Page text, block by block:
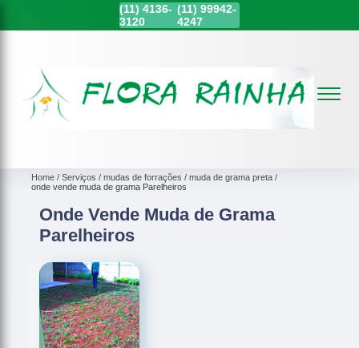
(11) 4136-
3120
(11)99942-
4247
Home Serviços mudas de forrações
muda de grama preta
onde vende muda de grama Parelheiros
Onde Vende Muda de Grama
Parelheiros